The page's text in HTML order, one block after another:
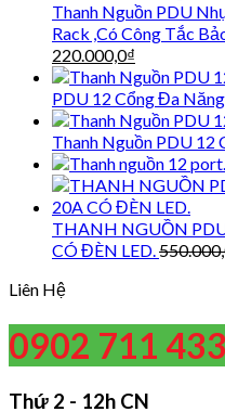
Thanh Nguồn PDU
Rack ,Có Công Tắc
Giá
gốc
là:
320.000,0₫.
220.000,0₫
hiện
tại
là:
220.000,0₫.
PDU 12 Cổng Đa Năng
Thanh Nguồn PDU
THANH NGUỒN
CÓ ĐÈN LED.
Liên Hệ
0902 711 433
Thứ 2 - 12h CN